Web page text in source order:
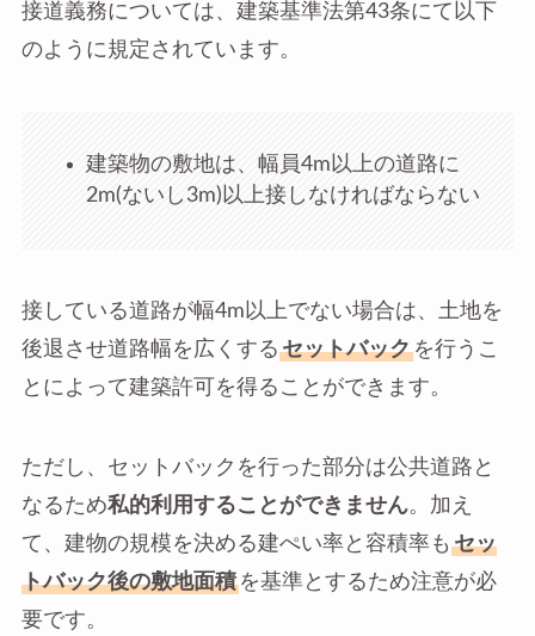
接道義務については、建築基準法第43条にて以下
のように規定されています。
建築物の敷地は、幅員4m以上の道路に
2m(ないし3m)以上接しなければならない
接している道路が幅4m以上でない場合は、土地を
後退させ道路幅を広くする セットバックを行うこ
とによって建築許可を得ることができます。
ただし、セットバックを行った部分は公共道路と
なるため私的利用することができません。加え
て、建物の規模を決める建ぺい率と容積率も セッ
トバック後の敷地面積を基準とするため注意が必
要です。